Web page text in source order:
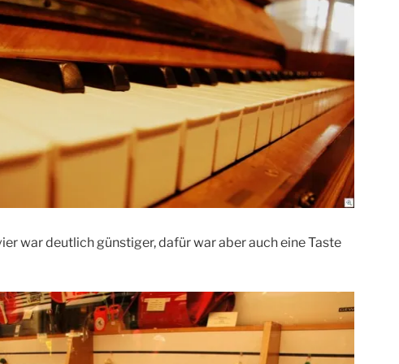
war deutlich günstiger, dafür war aber auch eine Taste